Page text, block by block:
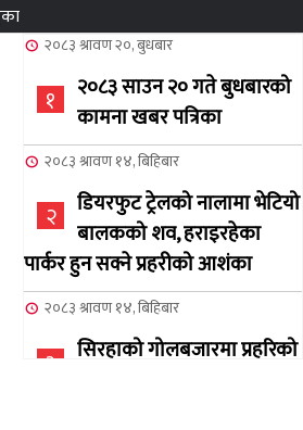
२०८३ श्रावण २०, बुधबार
१
२०८३ साउन २० गते बुधबारको
कामना खबर पत्रिका
२०८३ श्रावण १४, बिहिबार
२
डियरफुट ट्रेलको नालामा भेटियो
बालकको शव, हराइरहेका
पार्कर हुन सक्ने प्रहरीको आशंका
२०८३ श्रावण १४, बिहिबार
३
सिरहाको गोलबजारमा प्रहरिको